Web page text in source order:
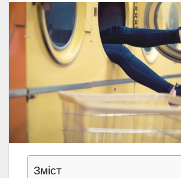
Зміст